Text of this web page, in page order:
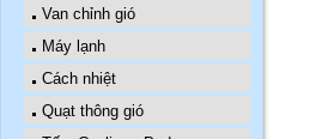
Van chỉnh gió
Máy lạnh
Cách nhiệt
Quạt thông gió